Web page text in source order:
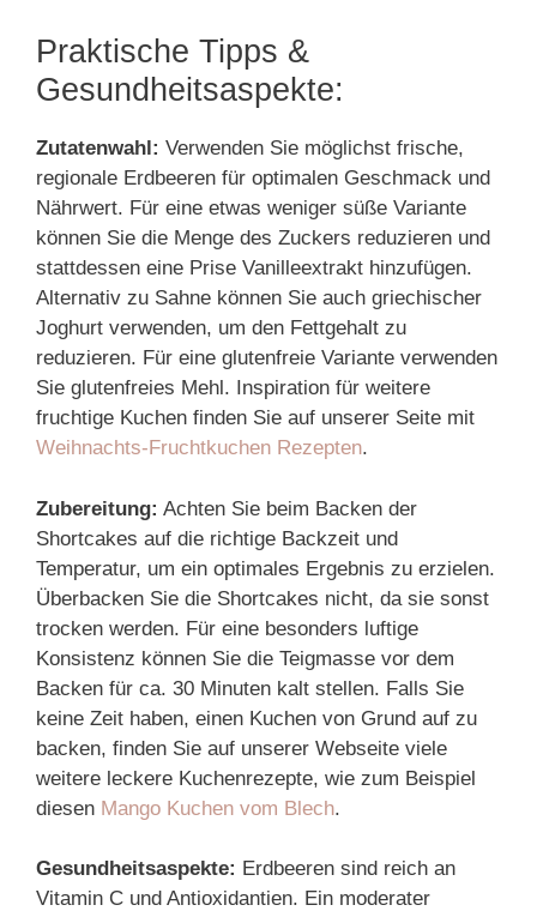
Praktische Tipps &
Gesundheitsaspekte:
Zutatenwahl: Verwenden Sie möglichst frische,
regionale Erdbeeren für optimalen Geschmack und
Nährwert. Für eine etwas weniger süße Variante
können Sie die Menge des Zuckers reduzieren und
stattdessen eine Prise Vanilleextrakt hinzufügen.
Alternativ zu Sahne können Sie auch griechischer
Joghurt verwenden, um den Fettgehalt zu
reduzieren. Für eine glutenfreie Variante verwenden
Sie glutenfreies Mehl. Inspiration für weitere
fruchtige Kuchen finden Sie auf unserer Seite mit
Weihnachts-Fruchtkuchen Rezepten.
Zubereitung: Achten Sie beim Backen der
Shortcakes auf die richtige Backzeit und
Temperatur, um ein optimales Ergebnis zu erzielen.
Überbacken Sie die Shortcakes nicht, da sie sonst
trocken werden. Für eine besonders luftige
Konsistenz können Sie die Teigmasse vor dem
Backen für ca. 30 Minuten kalt stellen. Falls Sie
keine Zeit haben, einen Kuchen von Grund auf zu
backen, finden Sie auf unserer Webseite viele
weitere leckere Kuchenrezepte, wie zum Beispiel
diesen Mango Kuchen vom Blech.
Gesundheitsaspekte: Erdbeeren sind reich an
Vitamin C und Antioxidantien. Ein moderater